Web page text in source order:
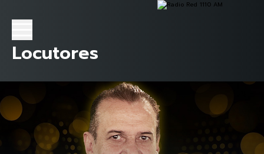
Locutores